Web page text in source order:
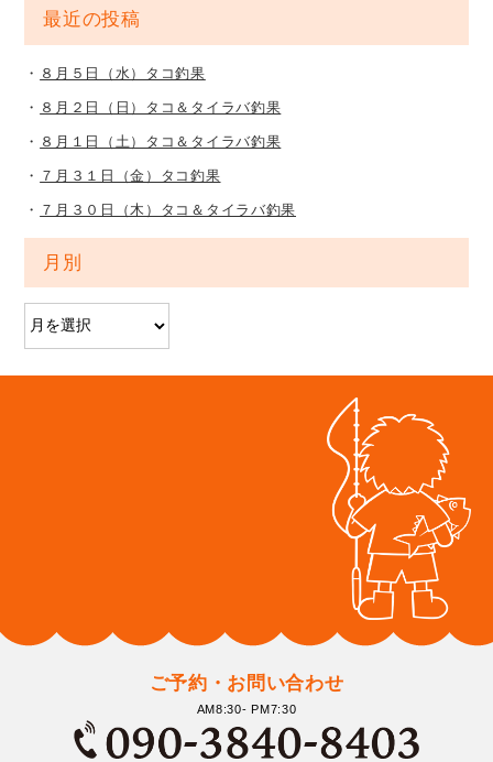
最近の投稿
８月５日（水）タコ釣果
８月２日（日）タコ＆タイラバ釣果
８月１日（土）タコ＆タイラバ釣果
７月３１日（金）タコ釣果
７月３０日（木）タコ＆タイラバ釣果
月別
ご予約・お問い合わせ
AM8:30- PM7:30